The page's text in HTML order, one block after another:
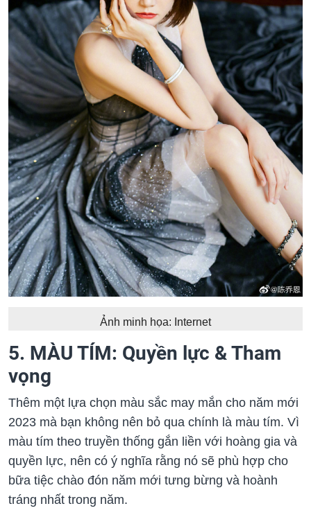
Ảnh minh họa: Internet
5. MÀU TÍM: Quyền lực & Tham
vọng
Thêm một lựa chọn màu sắc may mắn cho năm mới
2023 mà bạn không nên bỏ qua chính là màu tím. Vì
màu tím theo truyền thống gắn liền với hoàng gia và
quyền lực, nên có ý nghĩa rằng nó sẽ phù hợp cho
bữa tiệc chào đón năm mới tưng bừng và hoành
tráng nhất trong năm.